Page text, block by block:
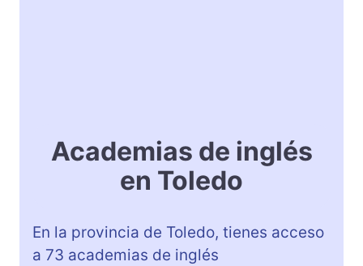
Academias de inglés
en Toledo
En la provincia de Toledo, tienes acceso
a 73 academias de inglés